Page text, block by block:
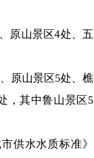
原山景区4处、五
原山景区5处、樵
，其中鲁山景区5
供水水质标准》